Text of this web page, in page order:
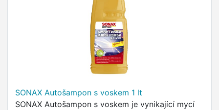
SONAX Autošampon s voskem 1 lt
SONAX Autošampon s voskem je vynikající mycí